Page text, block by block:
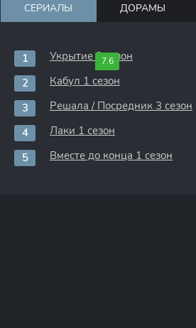
СЕРИАЛЫ ДОРАМЫ
7.6
Укрытие 3 сезон
Кабул 1 сезон
Решала / Посредник 3 сезон
Лаки 1 сезон
Вместе до конца 1 сезон